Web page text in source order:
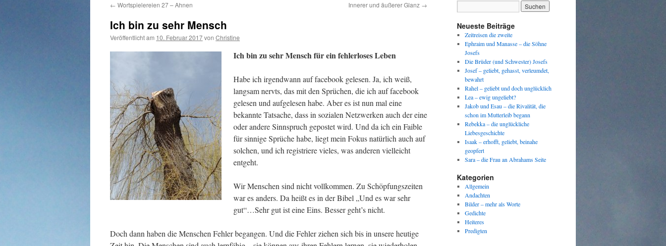
← Wortspielereien 27 – Ahnen Innerer und äußerer Glanz →
Ich bin zu sehr Mensch
Veröffentlicht am 10. Februar 2017von Christine
Ich bin zu sehr Mensch für ein fehlerloses Leben
Habe ich irgendwann auf facebook gelesen. Ja, ich weiß,
langsam nervts, das mit den Sprüchen, die ich auf facebook
gelesen und aufgelesen habe. Aber es ist nun mal eine
bekannte Tatsache, dass in sozialen Netzwerken auch der eine
oder andere Sinnspruch gepostet wird. Und da ich ein Faible
für sinnige Sprüche habe, liegt mein Fokus natürlich auch auf
solchen, und ich registriere vieles, was anderen vielleicht
entgeht.
Wir Menschen sind nicht vollkommen. Zu Schöpfungszeiten
war es anders. Da heißt es in der Bibel „Und es war sehr
gut“…Sehr gut ist eine Eins. Besser geht’s nicht.
Doch dann haben die Menschen Fehler begangen. Und die Fehler ziehen sich bis in unsere heutige
Neueste Beiträge
Zeitreisen die zweite
Ephraim und Manasse – die Söhne
Josefs
Die Brüder (und Schwester) Josefs
Josef – geliebt, gehasst, verleumdet,
bewahrt
Rahel – geliebt und doch unglücklich
Lea – ewig ungeliebt?
Jakob und Esau – die Rivalität, die
schon im Mutterleib begann
Rebekka – die unglückliche
Liebesgeschichte
Isaak – erhofft, geliebt, beinahe
geopfert
Sara – die Frau an Abrahams Seite
Kategorien
Allgemein
Andachten
Bilder – mehr als Worte
Gedichte
Heiteres
Predigten